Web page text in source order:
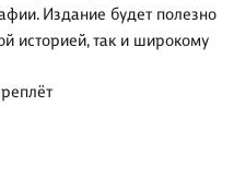
Издание будет полезно
историей, так и широкому